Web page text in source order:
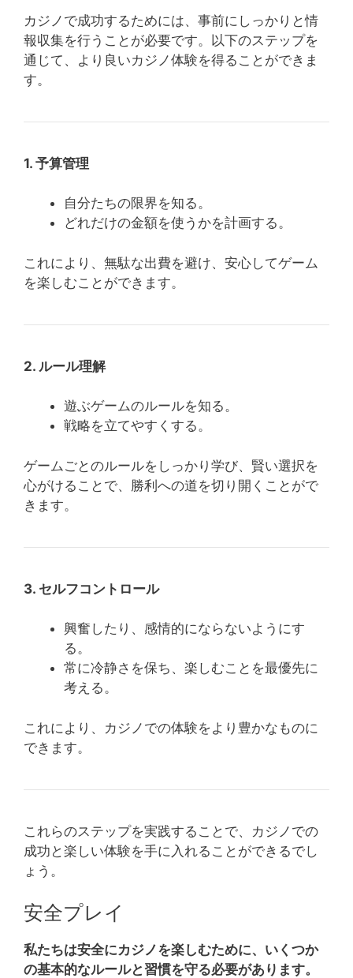
カジノで成功するためには、事前にしっかりと情
報収集を行うことが必要です。以下のステップを
通じて、より良いカジノ体験を得ることができま
す。
1. 予算管理
自分たちの限界を知る。
どれだけの金額を使うかを計画する。
これにより、無駄な出費を避け、安心してゲーム
を楽しむことができます。
2. ルール理解
遊ぶゲームのルールを知る。
戦略を立てやすくする。
ゲームごとのルールをしっかり学び、賢い選択を
心がけることで、勝利への道を切り開くことがで
きます。
3. セルフコントロール
興奮したり、感情的にならないようにす
る。
常に冷静さを保ち、楽しむことを最優先に
考える。
これにより、カジノでの体験をより豊かなものに
できます。
これらのステップを実践することで、カジノでの
成功と楽しい体験を手に入れることができるでし
ょう。
安全プレイ
私たちは安全にカジノを楽しむために、いくつか
の基本的なルールと習慣を守る必要があります。